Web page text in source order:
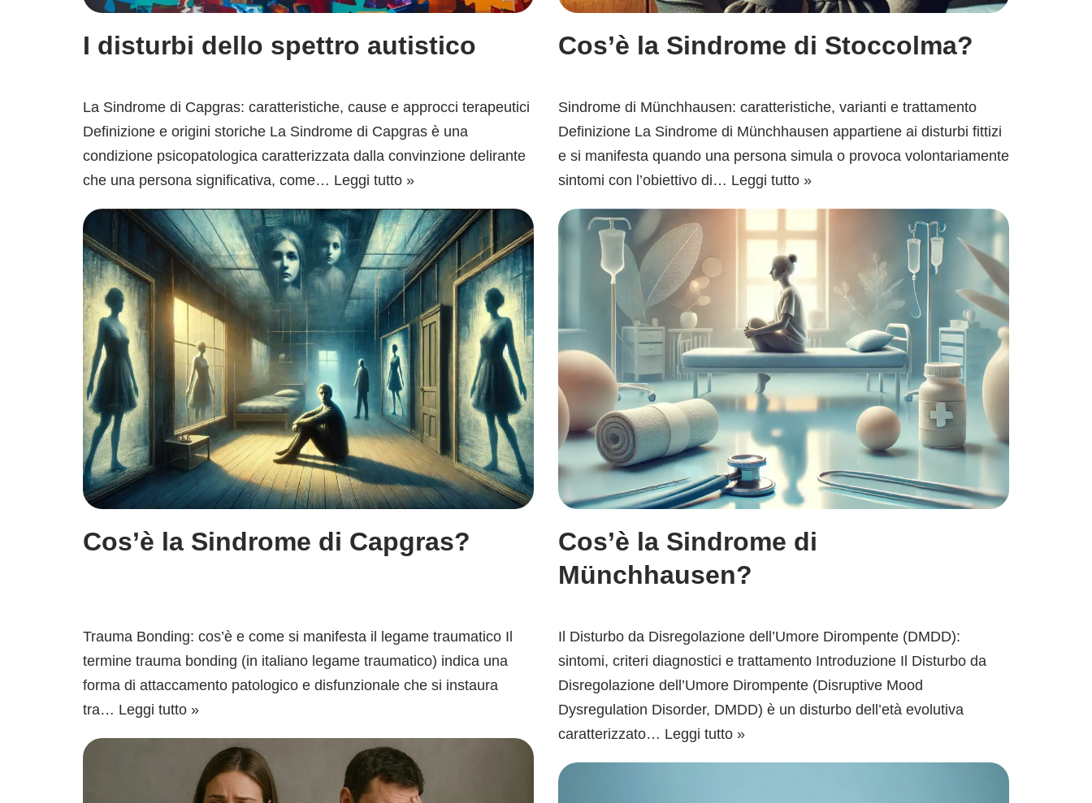
I disturbi dello spettro autistico Cos’è la Sindrome di Stoccolma?
La Sindrome di Capgras: caratteristiche, cause e approcci terapeutici
Definizione e origini storiche La Sindrome di Capgras è una
condizione psicopatologica caratterizzata dalla convinzione delirante
che una persona significativa, come… Leggi tutto »
Cos’è la Sindrome di Capgras?
Sindrome di Münchhausen: caratteristiche, varianti e trattamento
Definizione La Sindrome di Münchhausen appartiene ai disturbi fittizi
e si manifesta quando una persona simula o provoca volontariamente
sintomi con l’obiettivo di… Leggi tutto »
Cos’è la Sindrome di
Münchhausen?
Trauma Bonding: cos’è e come si manifesta il legame traumatico Il
termine trauma bonding (in italiano legame traumatico) indica una
forma di attaccamento patologico e disfunzionale che si instaura
tra… Leggi tutto »
Il Disturbo da Disregolazione dell’Umore Dirompente (DMDD):
sintomi, criteri diagnostici e trattamento Introduzione Il Disturbo da
Disregolazione dell’Umore Dirompente (Disruptive Mood
Dysregulation Disorder, DMDD) è un disturbo dell’età evolutiva
caratterizzato… Leggi tutto »